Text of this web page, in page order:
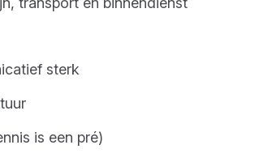
sterk
is een pré)